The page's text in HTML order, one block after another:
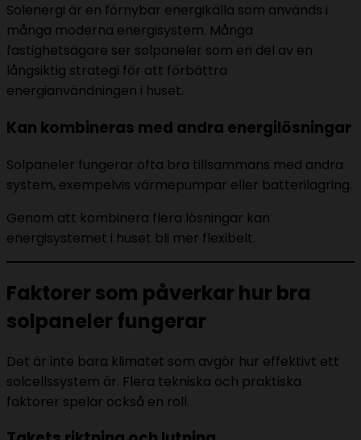
Solenergi är en förnybar energikälla som används i
många moderna energisystem. Många
fastighetsägare ser solpaneler som en del av en
långsiktig strategi för att förbättra
energianvändningen i huset.
Kan kombineras med andra energilösningar
Solpaneler fungerar ofta bra tillsammans med andra
system, exempelvis värmepumpar eller batterilagring.
Genom att kombinera flera lösningar kan
energisystemet i huset bli mer flexibelt.
Faktorer som påverkar hur bra
solpaneler fungerar
Det är inte bara klimatet som avgör hur effektivt ett
solcellssystem är. Flera tekniska och praktiska
faktorer spelar också en roll.